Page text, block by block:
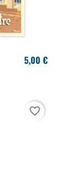
5,00 €
favorite_border